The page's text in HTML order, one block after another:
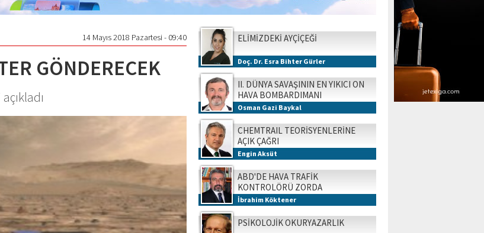
14 Mayıs 2018 Pazartesi - 09:40
GÖNDERECEK
ELİMİZDEKİ AYÇİÇEĞİ
Doç. Dr. Esra Bihter Gürler
II. DÜNYA SAVAŞININ EN YIKICI ON
HAVA BOMBARDIMANI
Osman Gazi Baykal
CHEMTRAIL TEORİSYENLERİNE
AÇIK ÇAĞRI
Engin Aksüt
ABD'DE HAVA TRAFİK
KONTROLÖRÜ ZORDA
İbrahim Köktener
PSİKOLOJİK OKURYAZARLIK